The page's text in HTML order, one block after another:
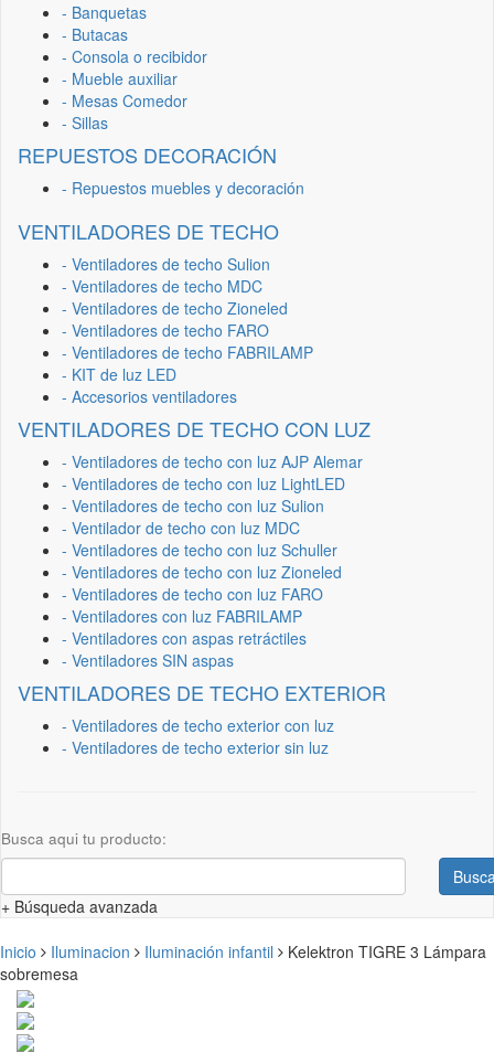
- Banquetas
- Butacas
- Consola o recibidor
- Mueble auxiliar
- Mesas Comedor
- Sillas
REPUESTOS DECORACIÓN
- Repuestos muebles y decoración
VENTILADORES DE TECHO
- Ventiladores de techo Sulion
- Ventiladores de techo MDC
- Ventiladores de techo Zioneled
- Ventiladores de techo FARO
- Ventiladores de techo FABRILAMP
- KIT de luz LED
- Accesorios ventiladores
VENTILADORES DE TECHO CON LUZ
- Ventiladores de techo con luz AJP Alemar
- Ventiladores de techo con luz LightLED
- Ventiladores de techo con luz Sulion
- Ventilador de techo con luz MDC
- Ventiladores de techo con luz Schuller
- Ventiladores de techo con luz Zioneled
- Ventiladores de techo con luz FARO
- Ventiladores con luz FABRILAMP
- Ventiladores con aspas retráctiles
- Ventiladores SIN aspas
VENTILADORES DE TECHO EXTERIOR
- Ventiladores de techo exterior con luz
- Ventiladores de techo exterior sin luz
Busca aqui tu producto:
+ Búsqueda avanzada
Inicio Iluminacion Iluminación infantil
Kelektron TIGRE 3 Lámpara
sobremesa